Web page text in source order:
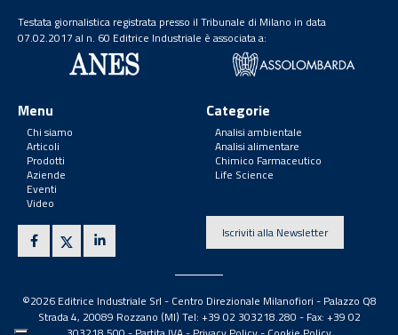
Testata giornalistica registrata presso il Tribunale di Milano in data
07.02.2017 al n. 60 Editrice Industriale è associata a:
Menu
Chi siamo
Articoli
Prodotti
Aziende
Eventi
Video
Categorie
Analisi ambientale
Analisi alimentare
Chimico Farmaceutico
Life Science
Iscriviti alla Newsletter
©2026 Editrice Industriale Srl - Centro Direzionale Milanofiori - Palazzo Q8
Strada 4, 20089 Rozzano (MI) Tel: +39 02 303218.280 - Fax: +39 02